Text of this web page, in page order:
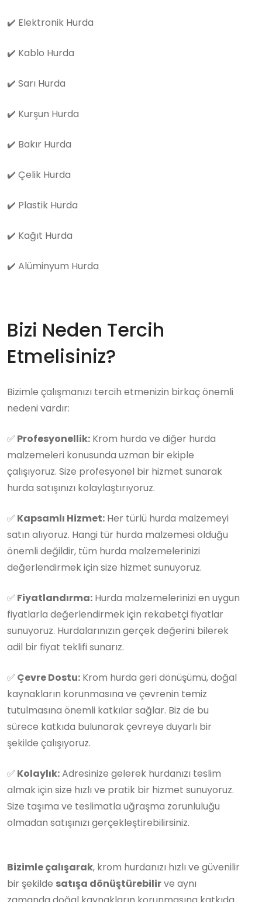
✔️ Elektronik Hurda
✔️ Kablo Hurda
✔️ Sarı Hurda
✔️ Kurşun Hurda
✔️ Bakır Hurda
✔️ Çelik Hurda
✔️ Plastik Hurda
✔️ Kağıt Hurda
✔️ Alüminyum Hurda
Bizi Neden Tercih
Etmelisiniz?
Bizimle çalışmanızı tercih etmenizin birkaç önemli
nedeni vardır:
✅ Profesyonellik: Krom hurda ve diğer hurda
malzemeleri konusunda uzman bir ekiple
çalışıyoruz. Size profesyonel bir hizmet sunarak
hurda satışınızı kolaylaştırıyoruz.
✅ Kapsamlı Hizmet: Her türlü hurda malzemeyi
satın alıyoruz. Hangi tür hurda malzemesi olduğu
önemli değildir, tüm hurda malzemelerinizi
değerlendirmek için size hizmet sunuyoruz.
✅ Fiyatlandırma: Hurda malzemelerinizi en uygun
fiyatlarla değerlendirmek için rekabetçi fiyatlar
sunuyoruz. Hurdalarınızın gerçek değerini bilerek
adil bir fiyat teklifi sunarız.
✅ Çevre Dostu: Krom hurda geri dönüşümü, doğal
kaynakların korunmasına ve çevrenin temiz
tutulmasına önemli katkılar sağlar. Biz de bu
sürece katkıda bulunarak çevreye duyarlı bir
şekilde çalışıyoruz.
✅ Kolaylık:Adresinize gelerek hurdanızı teslim
almak için size hızlı ve pratik bir hizmet sunuyoruz.
Size taşıma ve teslimatla uğraşma zorunluluğu
olmadan satışınızı gerçekleştirebilirsiniz.
Bizimle çalışarak, krom hurdanızı hızlı ve güvenilir
bir şekilde satışa dönüştürebilirve aynı